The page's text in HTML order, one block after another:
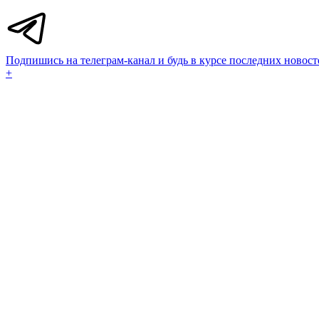
Подпишись на телеграм-канал и будь в курсе последних
+